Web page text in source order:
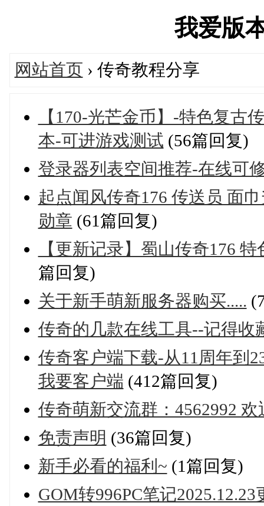
我爱版
网站首页 › 传奇教程分享
【170-光芒金币】-特色复古
本-可进游戏测试 (56篇回复)
登录器列表空间推荐-在线可
起点闻风传奇176 传送员 面
勋章 (61篇回复)
【更新记录】蜀山传奇176
篇回复)
关于新手萌新服务器购买.....
传奇的几款在线工具--记得收
传奇客户端下载-从11周年到
我要客户端 (412篇回复)
传奇萌新交流群：4562992
免责声明 (36篇回复)
新手必看的福利~ (1篇回复)
GOM转996PC笔记2025.12.23